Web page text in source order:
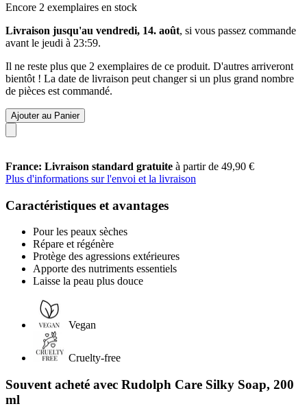
Encore 2 exemplaires en stock
Livraison jusqu'au vendredi, 14. août, si vous passez commande
avant le jeudi à 23:59.
Il ne reste plus que 2 exemplaires de ce produit. D'autres arriveront
bientôt ! La date de livraison peut changer si un plus grand nombre
de pièces est commandé.
Ajouter au Panier
France: Livraison standard gratuite à partir de 49,90 €
Plus d'informations sur l'envoi et la livraison
Caractéristiques et avantages
Pour les peaux sèches
Répare et régénère
Protège des agressions extérieures
Apporte des nutriments essentiels
Laisse la peau plus douce
Vegan
Cruelty-free
Souvent acheté avec Rudolph Care Silky Soap, 200
ml